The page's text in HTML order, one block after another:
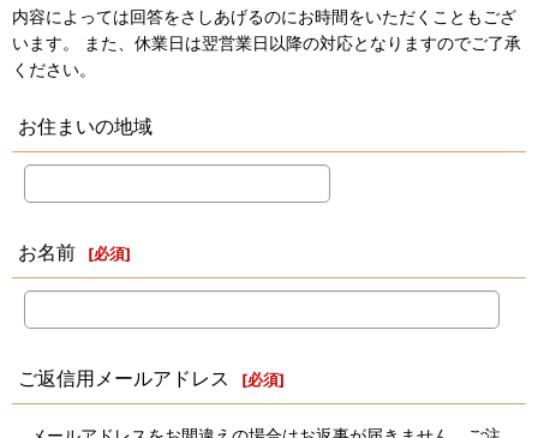
内容によっては回答をさしあげるのにお時間をいただくこともござ
います。 また、休業日は翌営業日以降の対応となりますのでご了承
ください。
お住まいの地域
お名前 [必須]
ご返信用メールアドレス [必須]